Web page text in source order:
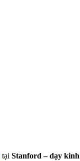
tại Stanford – dạy